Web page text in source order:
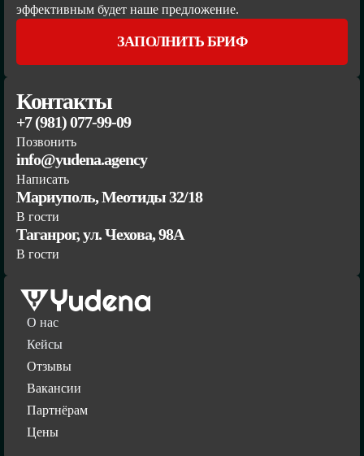
эффективным будет наше предложение.
ЗАПОЛНИТЬ БРИФ
Контакты
+7 (981) 077-99-09
Позвонить
info@yudena.agency
Написать
Мариуполь, Меотиды 32/18
В гости
Таганрог, ул. Чехова, 98А
В гости
О нас
Кейсы
Отзывы
Вакансии
Партнёрам
Цены